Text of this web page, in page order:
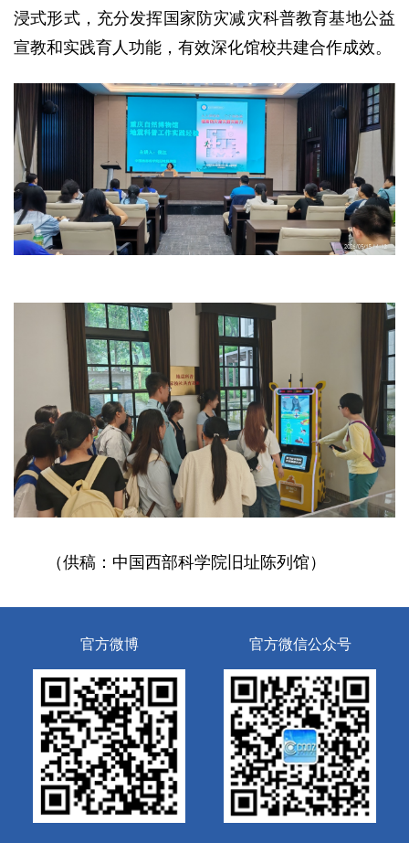
浸式形式，充分发挥国家防灾减灾科普教育基地公益
宣教和实践育人功能，有效深化馆校共建合作成效。
（供稿：中国西部科学院旧址陈列馆）
官方微博 官方微信公众号